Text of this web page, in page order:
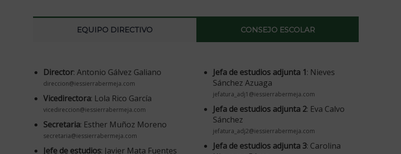
EQUIPO DIRECTIVO CONSEJO ESCOLAR
Director: Antonio Gálvez Galiano
direccion@iessierrabermeja.com
Vicedirectora: Lola Rico García
vicedireccion@iessierrabermeja.com
Secretaria: Esther Muñoz Moreno
secretaria@iessierrabermeja.com
Jefe de estudios: Javier Mata Fuentes
Jefa de estudios adjunta 1: Nieves
Sánchez Azuaga
jefatura_adj1@iessierrabermeja.com
Jefa de estudios adjunta 2: Eva Calvo
Sánchez
jefatura_adj2@iessierrabermeja.com
Jefa de estudios adjunta 3: Carolina